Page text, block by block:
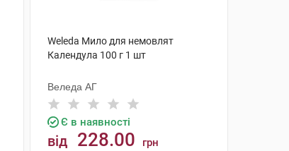
Weleda Мило для немовлят
Календула 100 г 1 шт
Веледа АГ
Є в наявності
від 228.00 грн